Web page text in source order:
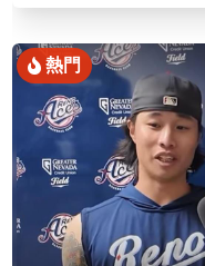
熱門